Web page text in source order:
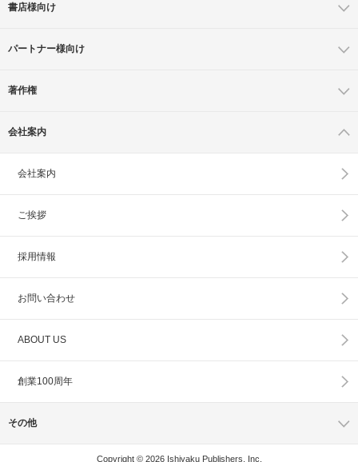
書店様向け
パートナー様向け
著作権
会社案内
会社案内
ご挨拶
採用情報
お問い合わせ
ABOUT US
創業100周年
その他
Copyright © 2026 Ishiyaku Publishers, Inc.